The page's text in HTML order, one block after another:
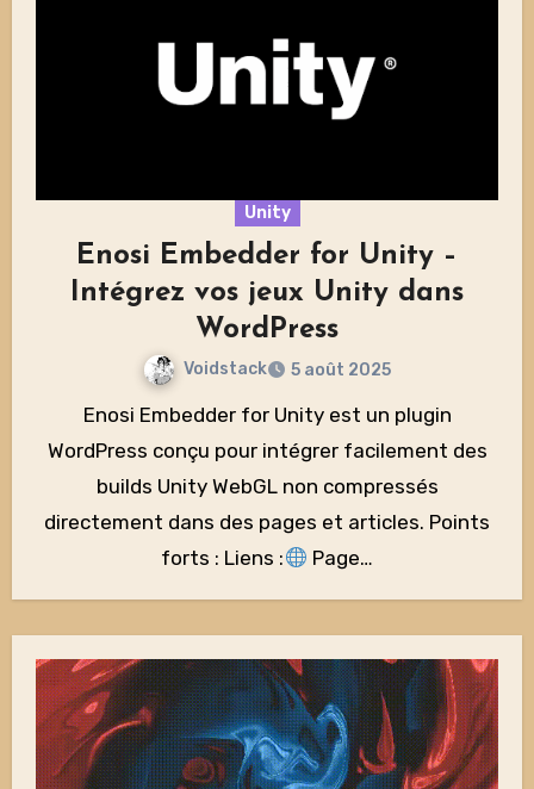
Unity
Enosi Embedder for Unity –
Intégrez vos jeux Unity dans
WordPress
Voidstack 5 août 2025
Enosi Embedder for Unity est un plugin
WordPress conçu pour intégrer facilement des
builds Unity WebGL non compressés
directement dans des pages et articles. Points
forts : Liens :
Page…